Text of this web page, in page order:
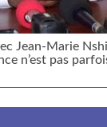
Jean-Marie
n’est pas